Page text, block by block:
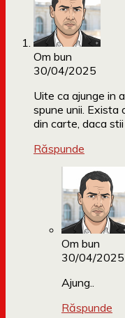
Om bun
30/04/2025
Uite ca ajunge in
spune unii. Exista
din carte, daca
Răspunde
Om bun
30/04/2025
Ajung..
Răspunde